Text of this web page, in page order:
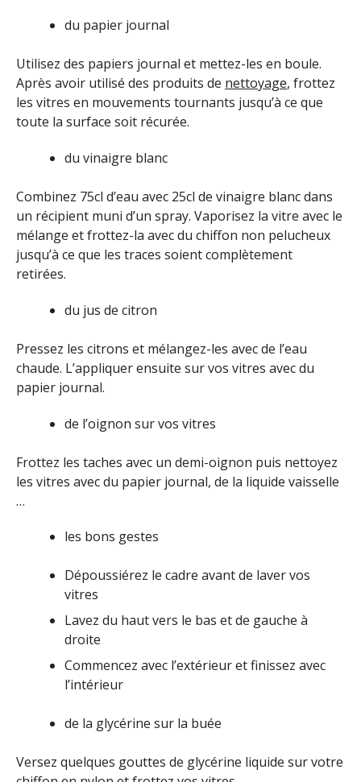
du papier journal
Utilisez des papiers journal et mettez-les en boule.
Après avoir utilisé des produits de nettoyage, frottez
les vitres en mouvements tournants jusqu’à ce que
toute la surface soit récurée.
du vinaigre blanc
Combinez 75cl d’eau avec 25cl de vinaigre blanc dans
un récipient muni d’un spray. Vaporisez la vitre avec le
mélange et frottez-la avec du chiffon non pelucheux
jusqu’à ce que les traces soient complètement
retirées.
du jus de citron
Pressez les citrons et mélangez-les avec de l’eau
chaude. L’appliquer ensuite sur vos vitres avec du
papier journal.
de l’oignon sur vos vitres
Frottez les taches avec un demi-oignon puis nettoyez
les vitres avec du papier journal, de la liquide vaisselle
…
les bons gestes
Dépoussiérez le cadre avant de laver vos
vitres
Lavez du haut vers le bas et de gauche à
droite
Commencez avec l’extérieur et finissez avec
l’intérieur
de la glycérine sur la buée
Versez quelques gouttes de glycérine liquide sur votre